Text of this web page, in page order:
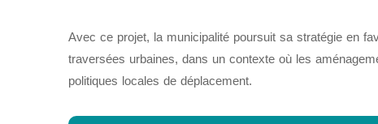
Avec ce projet, la municipalité poursuit sa stratégie en
traversées urbaines, dans un contexte où les
politiques locales de déplacement.